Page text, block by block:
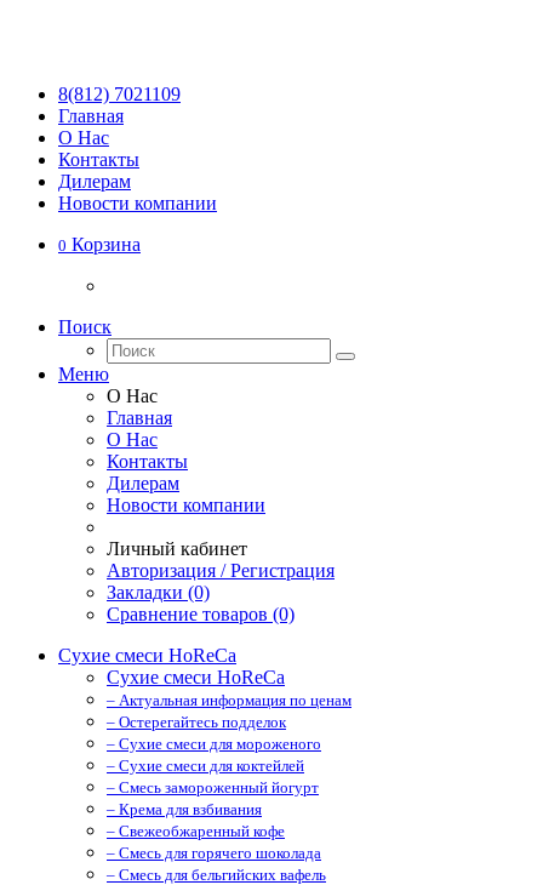
8(812) 7021109
Главная
О Нас
Контакты
Дилерам
Новости компании
0 Корзина
Поиск
Меню
О Нас
Главная
О Нас
Контакты
Дилерам
Новости компании
Личный кабинет
Авторизация / Регистрация
Закладки (0)
Сравнение товаров (0)
Сухие смеси HoReCa
Сухие смеси HoReCa
– Актуальная информация по ценам
– Остерегайтесь подделок
– Сухие смеси для мороженого
– Сухие смеси для коктейлей
– Смесь замороженный йогурт
– Крема для взбивания
– Свежеобжаренный кофе
– Смесь для горячего шоколада
– Смесь для бельгийских вафель